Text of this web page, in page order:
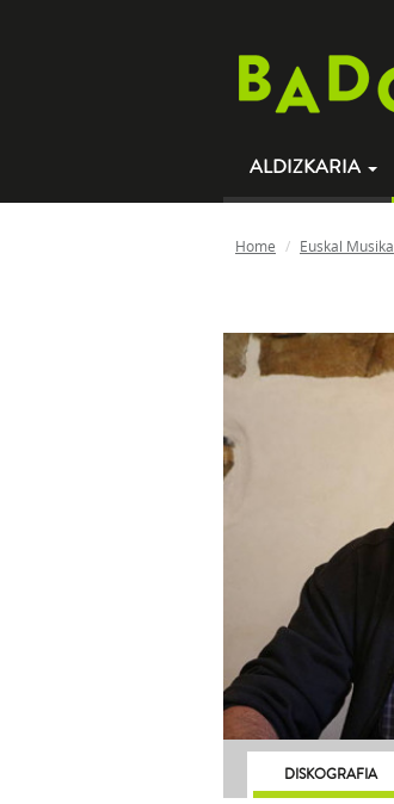
ALDIZKARIA
Home Euskal Musika
DISKOGRAFIA